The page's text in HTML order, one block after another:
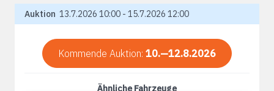
Auktion 13.7.2026 10:00 - 15.7.2026 12:00
Kommende Auktion: 10.—12.8.2026
Ähnliche Fahrzeuge